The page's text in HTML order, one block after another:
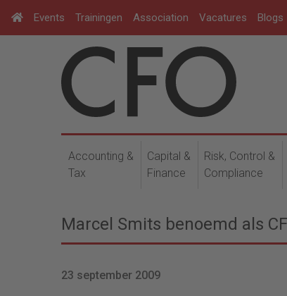
Events Trainingen Association Vacatures Blogs
Accounting &
Tax
Capital &
Finance
Risk, Control &
Compliance
Marcel Smits benoemd als
23 september 2009